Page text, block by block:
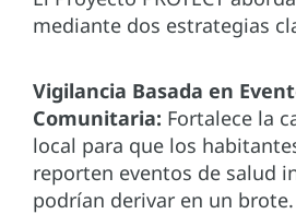
mediante dos estrategias
Vigilancia Basada en
Comunitaria: Fortalece la
local para que los
reporten eventos de salud
podrían derivar en un brote.